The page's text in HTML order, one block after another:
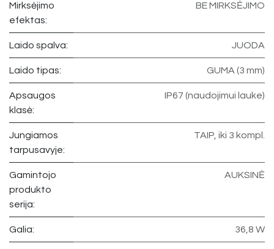
Mirksėjimo
efektas:
BE MIRKSĖJIMO
Laido spalva: JUODA
Laido tipas: GUMA (3 mm)
Apsaugos
klasė:
IP67 (naudojimui lauke)
Jungiamos
tarpusavyje:
TAIP, iki 3 kompl.
Gamintojo
produkto
serija:
AUKSINĖ
Galia: 36,8 W